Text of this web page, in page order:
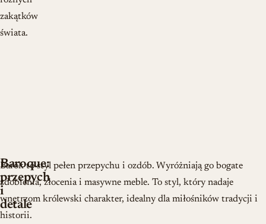
zakątków
świata.
Baroque:
przepych
i
detale
Barok to styl pełen przepychu i ozdób. Wyróżniają go bogate
zdobienia, złocenia i masywne meble. To styl, który nadaje
wnętrzom królewski charakter, idealny dla miłośników tradycji i
historii.